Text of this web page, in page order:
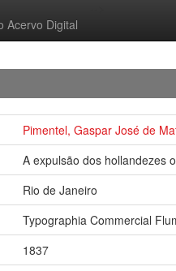
Acervo Digital
Pimentel, Gaspar José de
A expulsão dos hollandezes
Rio de Janeiro
Typographia Commercial
1837